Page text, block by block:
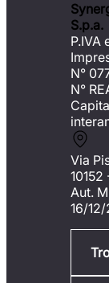
S.p.a.
P.IVA
N°
N°
Via
10152
Aut.
16/